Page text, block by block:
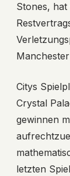
Stones,
Citys
Crystal
gewinnen
letzten